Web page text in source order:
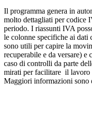
Il programma genera in
molto dettagliati per codice
periodo. I riassunti IVA
le colonne specifiche ai dati
sono utili per capire la
recuperabile e da versare)
caso di controlli da parte
mirati per facilitare il lavoro
Maggiori informazioni sono